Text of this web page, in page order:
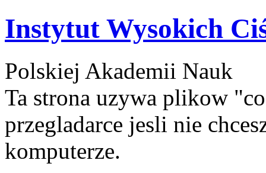
Instytut Wysokich
Polskiej Akademii Nauk
Ta strona uzywa plikow
przegladarce jesli nie
komputerze.